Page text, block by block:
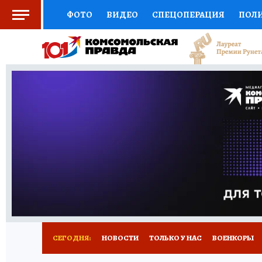
ФОТО ВИДЕО СПЕЦОПЕРАЦИЯ
СОЦПОДДЕРЖКА НАУКА СПЕЦПРОЕКТЫ
НАЦИОНАЛЬНЫЕ ПРОЕКТЫ РОССИИ
ПУТЕВОДИТЕЛЬ
НОВОЕ НА САЙТЕ
СЕГОДНЯ: НОВОСТИ ТОЛЬКО У НАС ВОЕНКОРЫ